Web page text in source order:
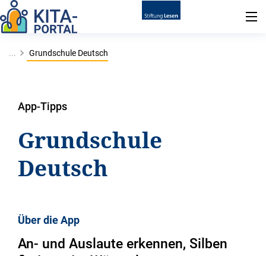
... Grundschule Deutsch
App-Tipps
Grundschule
Deutsch
Über die App
An- und Auslaute erkennen, Silben